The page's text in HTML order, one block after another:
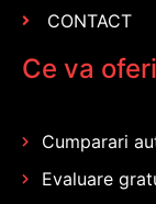
CONTACT
Ce va
Cumparari
Evaluare